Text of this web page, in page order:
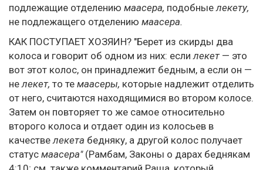
подлежащие отделению маасера, подобныелекету,
не подлежащего отделению маасера.
КАК ПОСТУПАЕТ ХОЗЯИН? "Берет из скирды два
колоса и говорит об одном из них: еслилекет — это
вот этот колос, он принадлежит бедным, а если он —
нелекет, то те маасеры, которые надлежит отделить
от него, считаются находящимися во втором колосе.
Затем он повторяет то же самое относительно
второго колоса и отдает один из колосьев в
качествелекета бедняку, а другой колос получает
статус маасера" (Рамбам, Законы о дарах беднякам